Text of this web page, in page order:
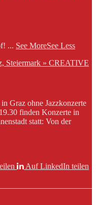
... See MoreSee Less
Steiermark » CREATIVE
Graz ohne Jazzkonzerte
finden Konzerte in
statt: Von der
Auf LinkedIn teilen